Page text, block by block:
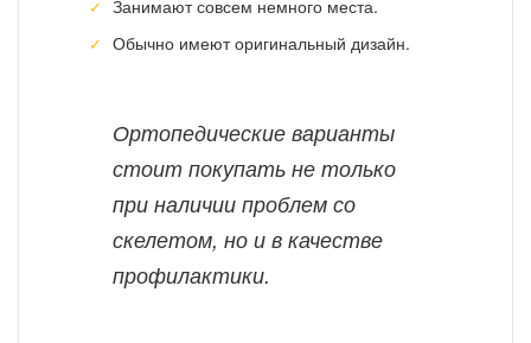
Занимают совсем немного места.
Обычно имеют оригинальный дизайн.
Ортопедические варианты
стоит покупать не только
при наличии проблем со
скелетом, но и в качестве
профилактики.